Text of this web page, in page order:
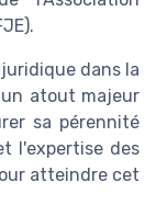
dans la
atout majeur
sa pérennité
l'expertise des
atteindre cet